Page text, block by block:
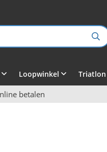
Loopwinkel Triatlon
betalen